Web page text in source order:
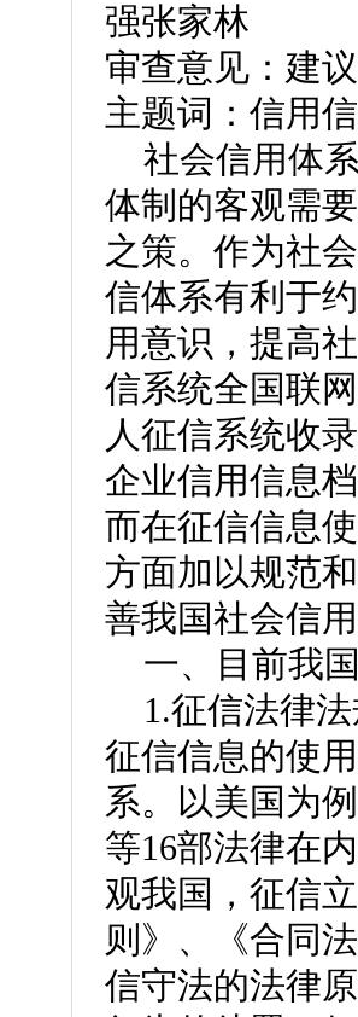
强张家林
审查意见：建
主题词：信用
社会信用体
体制的客观需
之策。作为社
信体系有利于
用意识，提高
信系统全国联
人征信系统收
企业信用信息
而在征信信息
方面加以规范
善我国社会信
一、目前我
1.征信法律法
征信信息的使
系。以美国为
等16部法律在
观我国，征信
则》、《合同
信守法的法律